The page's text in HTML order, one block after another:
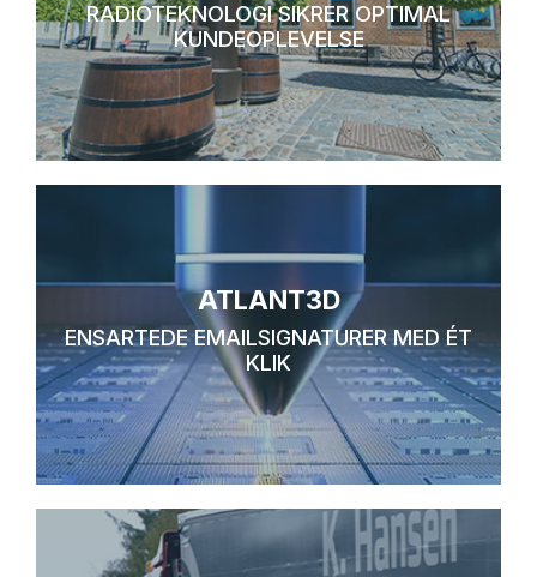
RADIOTEKNOLOGI SIKRER OPTIMAL
KUNDEOPLEVELSE
ATLANT3D
ENSARTEDE EMAILSIGNATURER MED ÉT
KLIK